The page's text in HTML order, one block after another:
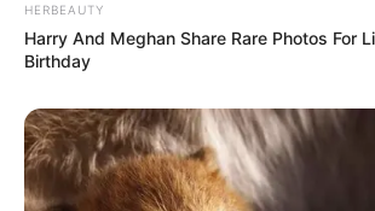
Гарячi
Нам пишуть
HERBEAUTY
Harry And Meghan Share Rare Photos For
Birthday